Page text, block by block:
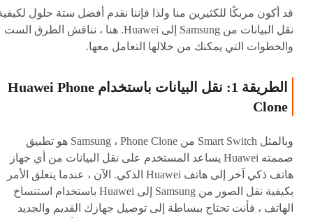
قد أكون مربكًا للكثيرين منا ولذا فإننا نقدم أفضل ستة حلول
نقل البيانات من Samsung إلى Huawei. هنا ، نناقش الطرق الست
والخطوات التي يمكنك من خلالها التعامل معها.
الطريقة 1: نقل البيانات باستخدام Huawei Phone
Clone
وبالمثل Smart Switch من Samsung ، Phone Clone هو تطبيق
صممته Huawei يساعد المستخدم على نقل البيانات من أي جهاز
هاتف ذكي آخر إلى هاتف Huawei الذكي. الآن ، عندما يتعلق الأمر
بكيفية نقل الصور من Samsung إلى Huawei باستخدام استنساخ
الهاتف ، فأنت تحتاج ببساطة إلى توصيل جهازك القديم والجديد